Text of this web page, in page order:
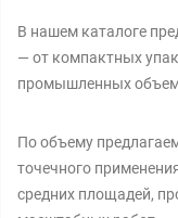
В нашем каталоге
— от компактных
промышленных
По объему
точечного
средних площадей,